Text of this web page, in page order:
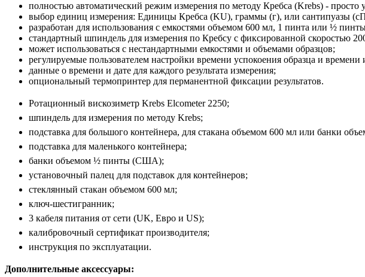
полностью автоматический режим измерения по методу Кребса (Krebs) - просто
выбор единиц измерения: Единицы Кребса (KU), граммы (г), или сантипуазы
разработан для использования с емкостями объемом 600 мл, 1 пинта или ½
стандартный шпиндель для измерения по Кребсу с фиксированной скоростью
может использоваться с нестандартными емкостями и объемами образцов;
регулируемые пользователем настройки времени успокоения образца и времени
данные о времени и дате для каждого результата измерения;
опциональный термопринтер для перманентной фиксации результатов.
Ротационный вискозиметр Krebs Elcometer 2250;
шпиндель для измерения по методу Krebs;
подставка для большого контейнера, для стакана объемом 600 мл или банки
подставка для маленького контейнера;
банки объемом ½ пинты (США);
установочный палец для подставок для контейнеров;
стеклянный стакан объемом 600 мл;
ключ-шестигранник;
3 кабеля питания от сети (UK, Евро и US);
калибровочный сертификат производителя;
инструкция по эксплуатации.
Дополнительные аксессуары: